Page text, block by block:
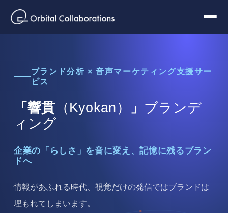
ブランド分析 × 音声マーケティング支援サー
ビス
「響貫 （Kyokan） 」 ブランデ
ィング
企業の「らしさ」を音に変え、記憶に残るブラン
ドへ
情報があふれる時代、視覚だけの発信ではブランドは
埋もれてしまいます。